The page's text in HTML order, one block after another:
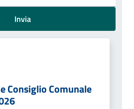
Invia
Consiglio Comunale